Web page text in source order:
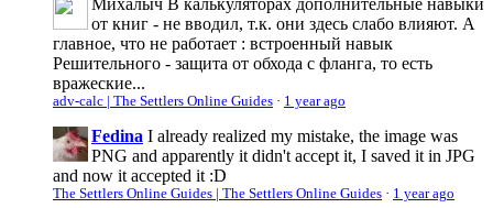
Михалыч В калькуляторах дополнительные навыки
от книг - не вводил, т.к. они здесь слабо влияют. А
главное, что не работает : встроенный навык
Решительного - защита от обхода с фланга, то есть
вражеские...
adv-calc | The Settlers Online Guides · 1 year ago
Fedina I already realized my mistake, the image was
PNG and apparently it didn't accept it, I saved it in JPG
and now it accepted it :D
The Settlers Online Guides | The Settlers Online Guides · 1 year ago